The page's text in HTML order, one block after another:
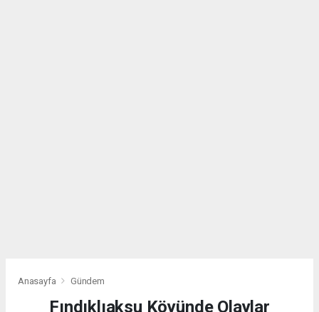
Anasayfa Gündem
Fındıklıaksu Köyünde Olaylar